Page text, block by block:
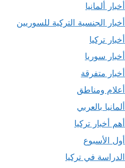
أخبار ألمانيا
أخبار الجنسية التركية للسوريين
أخبار تركيا
أخبار سوريا
أخبار متفرقة
أعلام ومناطق
ألمانيا بالعربي
أهم أخبار تركيا
أول الأسبوع
الدراسة في تركيا